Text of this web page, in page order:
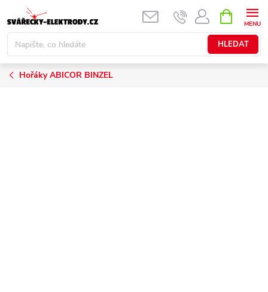
na
obsah
HLEDAT
NÁKUPNÍ
KOŠÍK
Hořáky ABICOR BINZEL